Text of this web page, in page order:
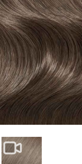
image
View larger